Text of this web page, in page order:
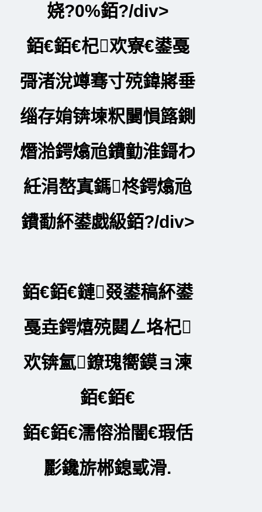
娆?0%銆?/div>
銆€銆€杞欢寮€鍙戞
彁渚涗竴骞寸殑鍏嶈垂
缁存姢锛堜粎闄愪簬鍘
熸湁鍔熻兘鐨勭淮鎶わ
紝涓嶅寘鎷柊鍔熻兘
鐨勫紑鍙戯級銆?/div>
銆€銆€鏈叕鍙稿紑鍙
戞垚鍔熺殑閮ㄥ垎杞
欢锛氳鐐瑰嚮鏌ョ湅
銆€銆€
銆€銆€濡傛湁闇€瑕佸
彲鑱旂郴鎴戜滑.